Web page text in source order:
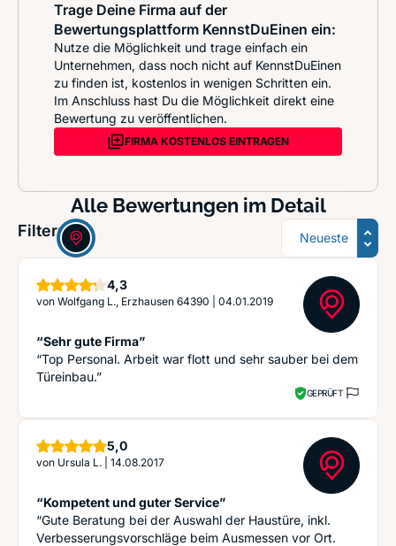
Trage Deine Firma auf der
Bewertungsplattform KennstDuEinen ein:
Nutze die Möglichkeit und trage einfach ein
Unternehmen, dass noch nicht auf KennstDuEinen
zu finden ist, kostenlos in wenigen Schritten ein.
Im Anschluss hast Du die Möglichkeit direkt eine
Bewertung zu veröffentlichen.
FIRMA KOSTENLOS EINTRAGEN
Alle Bewertungen im Detail
Filter: Sortierung
4,3Sterne
von Wolfgang L., Erzhausen 64390 04.01.2019
“Sehr gute Firma”
“Top Personal. Arbeit war flott und sehr sauber bei dem
Türeinbau.”
GEPRÜFT
5,0Sterne
von Ursula L. 14.08.2017
“Kompetent und guter Service”
“Gute Beratung bei der Auswahl der Haustüre, inkl.
Verbesserungsvorschläge beim Ausmessen vor Ort.